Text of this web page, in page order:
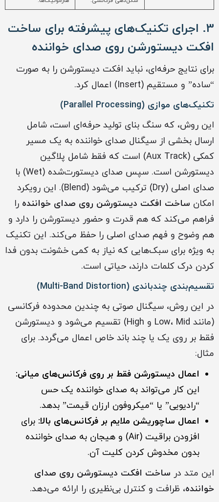
3. اجرای تکنیک‌های پیشرفته برای ساخت
افکت دیستورشن روی صدای خواننده
برای نتایج حرفه‌ای، نباید افکت دیستورشن را به صورت
“ساده” و مستقیم (Insert) اعمال کرد.
تکنیک‌های موازی (Parallel Processing)
این روش، که سنگ بنای تولید حرفه‌ای است، شامل
ارسال بخشی از سیگنال صدای خواننده به یک مسیر
کمکی (Aux Track) است که فقط شامل پلاگین
دیستورشن است. سپس صدای دیستورت‌شده (Wet) با
صدای اصلی (Dry) ترکیب می‌شود (Blend). این رویکرد
امکان ساخت افکت دیستورشن روی صدای خواننده را
فراهم می‌کند که هم قدرت و حضور دیستورشن را دارد و
هم وضوح و فهم صدای اصلی را حفظ می‌کند. این تکنیک
به ویژه برای سبک‌هایی که نیاز به کمی خشونت بدون فدا
کردن درک کلمات دارند، حیاتی است.
تقسیم‌بندی چندباندی (Multi-Band Distortion)
در این روش، سیگنال صوتی به چندین محدوده فرکانسی
(مانند Low، Mid و High) تقسیم می‌شود و دیستورشن
فقط بر روی یک یا چند باند خاص اعمال می‌گردد. برای
مثال:
اعمال دیستورشن فقط بر روی فرکانس‌های میانی:
این کار می‌تواند به صدای خواننده یک حس
“رادیویی” یا “میکروفون ارزان قیمت” بدهد.
اعمال ساچوریشن ملایم بر فرکانس‌های بالا: برای
افزودن براقیت (Air) و هیجان به صدای خواننده
بدون مخدوش کردن کلیت آن.
این متد در ساخت افکت دیستورشن روی صدای
خواننده، ظرافت و کنترل بی‌نظیری را ارائه می‌دهد.